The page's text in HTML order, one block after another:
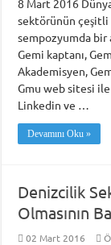
sektörünün çeşitli
sempozyumda bir
Gemi kaptanı,
Akademisyen,
Gmu web sitesi
Linkedin ve …
Devamını Oku »
Denizcilik
Olmasının
02 Mart 2016